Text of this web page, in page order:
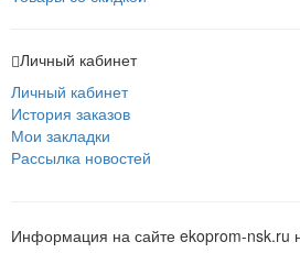
Личный кабинет
Личный кабинет
История заказов
Мои закладки
Рассылка новостей
Информация на сайте ekoprom-nsk.ru